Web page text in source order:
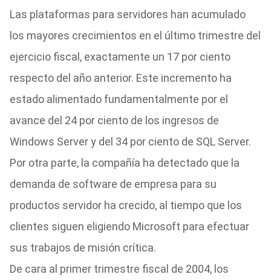
Las plataformas para servidores han acumulado
los mayores crecimientos en el último trimestre del
ejercicio fiscal, exactamente un 17 por ciento
respecto del año anterior. Este incremento ha
estado alimentado fundamentalmente por el
avance del 24 por ciento de los ingresos de
Windows Server y del 34 por ciento de SQL Server.
Por otra parte, la compañía ha detectado que la
demanda de software de empresa para su
productos servidor ha crecido, al tiempo que los
clientes siguen eligiendo Microsoft para efectuar
sus trabajos de misión crítica.
De cara al primer trimestre fiscal de 2004, los